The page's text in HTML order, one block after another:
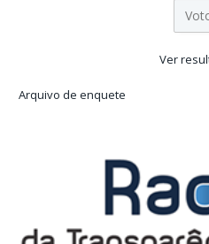
Ver
Arquivo de enquete